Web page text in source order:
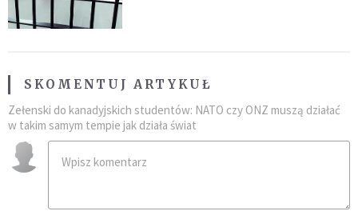
SKOMENTUJ ARTYKUŁ
Zełenski do kanadyjskich studentów: NATO czy ONZ muszą działać
w takim samym tempie jak działa świat